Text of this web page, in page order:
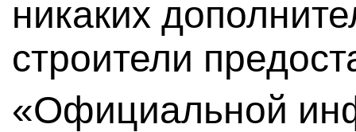
никаких
строители
«Официальной